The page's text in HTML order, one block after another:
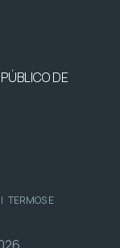
DE
| TERMOS E